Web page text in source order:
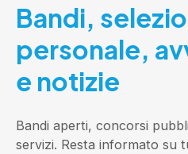
Bandi,
personale,
e notizie
Bandi aperti, concorsi
servizi. Resta informato su